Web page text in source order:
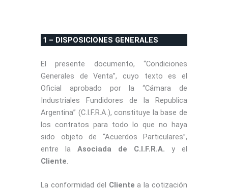
1 – DISPOSICIONES GENERALES
El presente documento, “Condiciones
Generales de Venta”, cuyo texto es el
Oficial aprobado por la “Cámara de
Industriales Fundidores de la Republica
Argentina” (C.I.F.R.A.), constituye la base de
los contratos para todo lo que no haya
sido objeto de “Acuerdos Particulares”,
entre la Asociada de C.I.F.R.A. y el
Cliente.
La conformidad del Cliente a la cotización